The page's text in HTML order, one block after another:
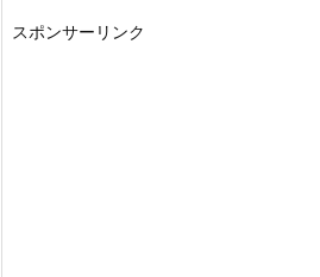
スポンサーリンク